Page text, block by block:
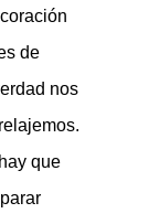
de
nos
que